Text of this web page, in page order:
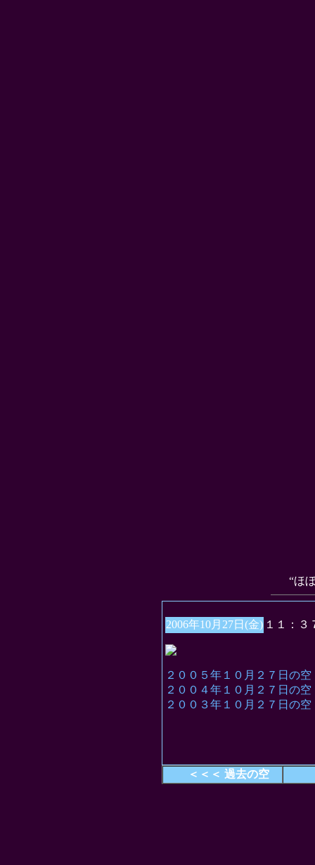
“ほ
2006年10月27日(金) １１：３
２００５年１０月２７日の空
２００４年１０月２７日の空
２００３年１０月２７日の空
＜＜＜ 過去の空